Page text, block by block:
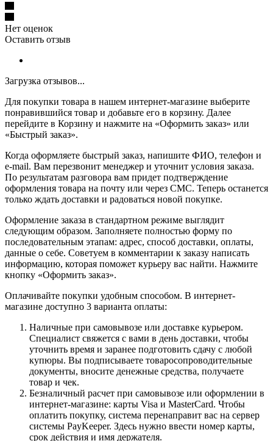
Нет оценок
Оставить отзыв
Загрузка отзывов...
Для покупки товара в нашем интернет-магазине выберите
понравившийся товар и добавьте его в корзину. Далее
перейдите в Корзину и нажмите на «Оформить заказ» или
«Быстрый заказ».
Когда оформляете быстрый заказ, напишите ФИО, телефон и
e-mail. Вам перезвонит менеджер и уточнит условия заказа.
По результатам разговора вам придет подтверждение
оформления товара на почту или через СМС. Теперь останется
только ждать доставки и радоваться новой покупке.
Оформление заказа в стандартном режиме выглядит
следующим образом. Заполняете полностью форму по
последовательным этапам: адрес, способ доставки, оплаты,
данные о себе. Советуем в комментарии к заказу написать
информацию, которая поможет курьеру вас найти. Нажмите
кнопку «Оформить заказ».
Оплачивайте покупки удобным способом. В интернет-
магазине доступно 3 варианта оплаты:
Наличные при самовывозе или доставке курьером.
Специалист свяжется с вами в день доставки, чтобы
уточнить время и заранее подготовить сдачу с любой
купюры. Вы подписываете товаросопроводительные
документы, вносите денежные средства, получаете
товар и чек.
Безналичный расчет при самовывозе или оформлении в
интернет-магазине: карты Visa и MasterCard. Чтобы
оплатить покупку, система перенаправит вас на сервер
системы PayKeeper. Здесь нужно ввести номер карты,
срок действия и имя держателя.